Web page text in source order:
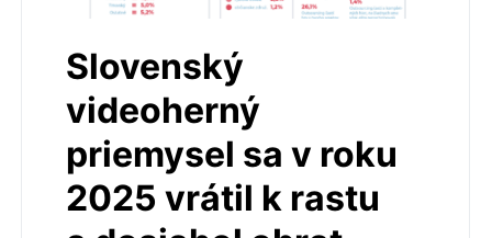
Slovenský
videoherný
priemysel sa v roku
2025 vrátil k rastu